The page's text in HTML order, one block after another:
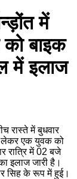
में
बाइक
में इलाज
रास्ते में बुधवार
लेकर एक युवक को
रात्रि में 02 बजे
इलाज जारी है।
सिह के रूप में हुई।